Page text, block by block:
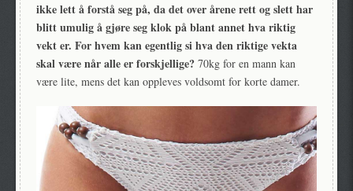
ikke lett å forstå seg på, da det over årene rett og slett har
blitt umulig å gjøre seg klok på blant annet hva riktig
vekt er. For hvem kan egentlig si hva den riktige vekta
skal være når alle er forskjellige? 70kg for en mann kan
være lite, mens det kan oppleves voldsomt for korte damer.